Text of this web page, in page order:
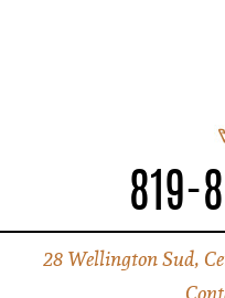
819-
28 Wellington Sud,